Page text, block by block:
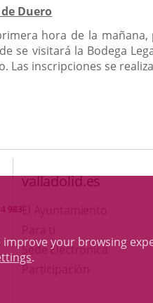
improve your browsing
.
Duero
hora de la
se visitará la Bodega
Las inscripciones se
983
valladolid.es
Sede ElectrónicaLink
Participación